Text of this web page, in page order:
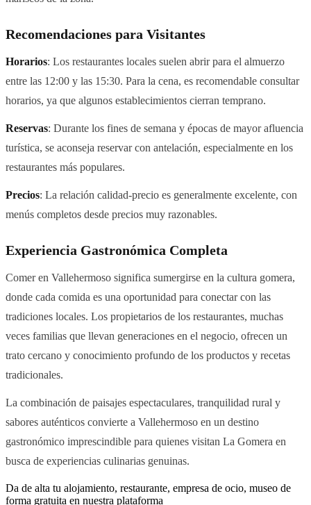
Recomendaciones para Visitantes
Horarios: Los restaurantes locales suelen abrir para el almuerzo
entre las 12:00 y las 15:30. Para la cena, es recomendable consultar
horarios, ya que algunos establecimientos cierran temprano.
Reservas: Durante los fines de semana y épocas de mayor afluencia
turística, se aconseja reservar con antelación, especialmente en los
restaurantes más populares.
Precios: La relación calidad-precio es generalmente excelente, con
menús completos desde precios muy razonables.
Experiencia Gastronómica Completa
Comer en Vallehermoso significa sumergirse en la cultura gomera,
donde cada comida es una oportunidad para conectar con las
tradiciones locales. Los propietarios de los restaurantes, muchas
veces familias que llevan generaciones en el negocio, ofrecen un
trato cercano y conocimiento profundo de los productos y recetas
tradicionales.
La combinación de paisajes espectaculares, tranquilidad rural y
sabores auténticos convierte a Vallehermoso en un destino
gastronómico imprescindible para quienes visitan La Gomera en
busca de experiencias culinarias genuinas.
Da de alta tu alojamiento, restaurante, empresa de ocio, museo de
forma gratuita en nuestra plataforma